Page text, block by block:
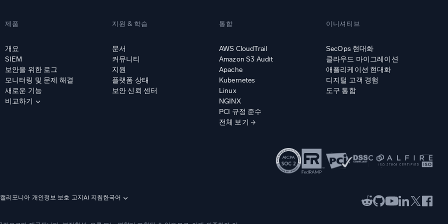
제품
개요
SIEM
보안을 위한 로그
모니터링 및 문제 해결
새로운 기능
비교하기
지원 & 학습
문서
커뮤니티
지원
플랫폼 상태
보안 신뢰 센터
통합
AWS CloudTrail
Amazon S3 Audit
Apache
Kubernetes
Linux
NGINX
PCI 규정 준수
전체 보기
이니셔티브
SecOps 현대화
클라우드 마이그레이션
애플리케이션 현대화
디지털 고객 경험
도구 통합
캘리포니아 개인정보 보호 고지AI 지침한국어